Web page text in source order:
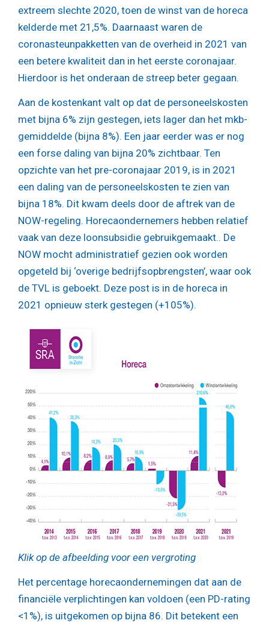
extreem slechte 2020, toen de winst van de horeca
kelderde met 21,5%. Daarnaast waren de
coronasteunpakketten van de overheid in 2021 van
een betere kwaliteit dan in het eerste coronajaar.
Hierdoor is het onderaan de streep beter gegaan.
Aan de kostenkant valt op dat de personeelskosten
met bijna 6% zijn gestegen, iets lager dan het mkb-
gemiddelde (bijna 8%). Een jaar eerder was er nog
een forse daling van bijna 20% zichtbaar. Ten
opzichte van het pre-coronajaar 2019, is in 2021
een daling van de personeelskosten te zien van
bijna 18%. Dit kwam deels door de aftrek van de
NOW-regeling. Horecaondernemers hebben relatief
vaak van deze loonsubsidie gebruikgemaakt.. De
NOW mocht administratief gezien ook worden
opgeteld bij ‘overige bedrijfsopbrengsten’, waar ook
de TVL is geboekt. Deze post is in de horeca in
2021 opnieuw sterk gestegen (+105%).
Klik op de afbeelding voor een vergroting
Het percentage horecaondernemingen dat aan de
financiële verplichtingen kan voldoen (een PD-rating
<1%), is uitgekomen op bijna 86. Dit betekent een